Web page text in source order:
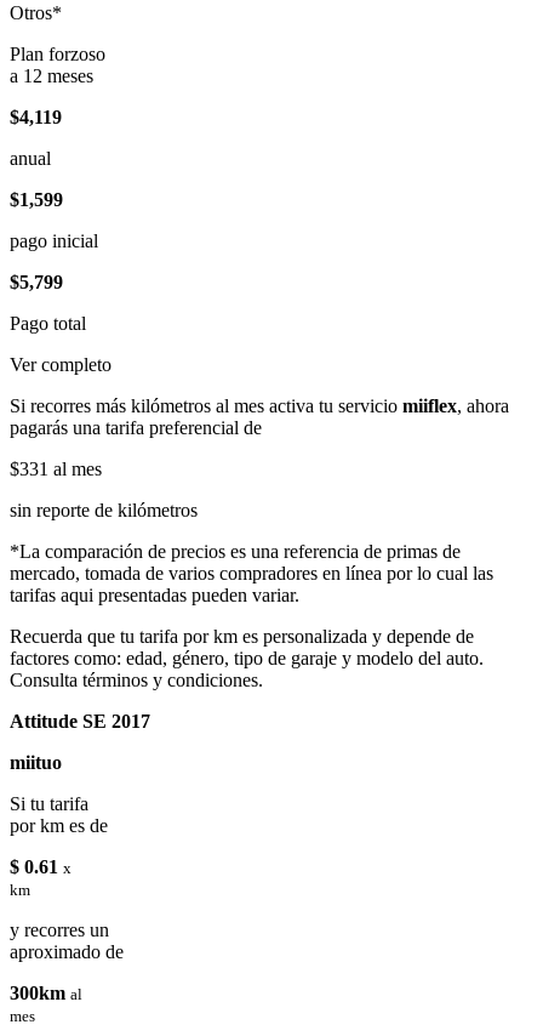
Otros*
Plan forzoso
a 12 meses
$4,119
anual
$1,599
pago inicial
$5,799
Pago total
Ver completo
Si recorres más kilómetros al mes activa tu servicio miiflex, ahora
pagarás una tarifa preferencial de
$331 al mes
sin reporte de kilómetros
*La comparación de precios es una referencia de primas de
mercado, tomada de varios compradores en línea por lo cual las
tarifas aqui presentadas pueden variar.
Recuerda que tu tarifa por km es personalizada y depende de
factores como: edad, género, tipo de garaje y modelo del auto.
Consulta términos y condiciones.
Attitude SE 2017
miituo
Si tu tarifa
por km es de
$ 0.61 x
km
y recorres un
aproximado de
300km al
mes